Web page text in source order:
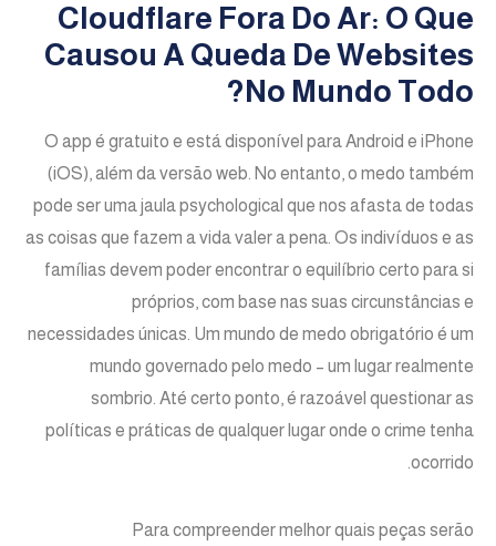
Cloudflare Fora Do Ar: O Que
Causou A Queda De Websites
No Mundo Todo?
O app é gratuito e está disponível para Android e iPhone
(iOS), além da versão web. No entanto, o medo também
pode ser uma jaula psychological que nos afasta de todas
as coisas que fazem a vida valer a pena. Os indivíduos e as
famílias devem poder encontrar o equilíbrio certo para si
próprios, com base nas suas circunstâncias e
necessidades únicas. Um mundo de medo obrigatório é um
mundo governado pelo medo – um lugar realmente
sombrio. Até certo ponto, é razoável questionar as
políticas e práticas de qualquer lugar onde o crime tenha
ocorrido.
Para compreender melhor quais peças serão